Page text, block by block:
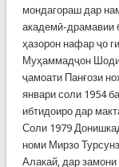
мондагораш дар
академӣ-драмавии
ҳазорон нафар ҷо
Муҳаммадҷон
ҷамоати Панғози
январи соли 1954
ибтидоиро дар
Соли 1979
номи Мирзо
Алакай, дар